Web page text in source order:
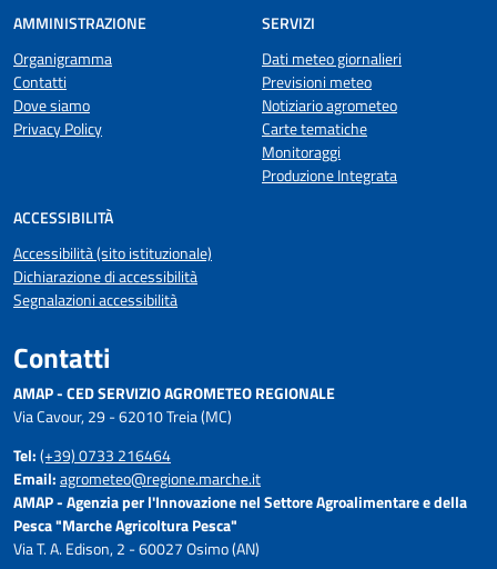
AMMINISTRAZIONE
Organigramma
Contatti
Dove siamo
Privacy Policy
SERVIZI
Dati meteo giornalieri
Previsioni meteo
Notiziario agrometeo
Carte tematiche
Monitoraggi
Produzione Integrata
ACCESSIBILITÀ
Accessibilità (sito istituzionale)
Dichiarazione di accessibilità
Segnalazioni accessibilità
Contatti
AMAP - CED SERVIZIO AGROMETEO REGIONALE
Via Cavour, 29 - 62010 Treia (MC)
Tel:(+39) 0733 216464
Email:agrometeo@regione.marche.it
AMAP - Agenzia per l'Innovazione nel Settore Agroalimentare e della
Pesca "Marche Agricoltura Pesca"
Via T. A. Edison, 2 - 60027 Osimo (AN)